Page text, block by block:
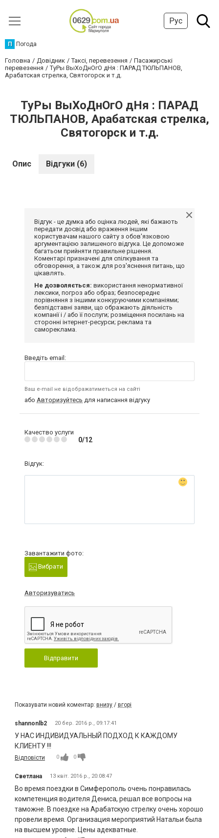
Рус
П Погода
Головна Довідник Таксі, перевезення
Пасажирські
перевезення
ТуРы ВыХоДнОгО дНя : ПАРАД ТЮЛЬПАНОВ,
Арабатская стрелка, Святогорск и т.д.
ТуРы ВыХоДнОгО дНя : ПАРАД
ТЮЛЬПАНОВ, Арабатская стрелка,
Святогорск и т.д.
Опис Відгуки (6)
Відгук - це думка або оцінка людей, які бажають
передати досвід або враження іншим
користувачам нашого сайту з обов'язковою
аргументацією залишеного відгука. Це допоможе
багатьом прийняти правильне рішення.
Коментарі призначені для спілкування та
обговорення, а також для роз'яснення питань, що
цікавлять.
Не дозволяється: використання ненормативної
лексики, погроз або образ; безпосереднє
порівняння з іншими конкуруючими компаніями;
безпідставні заяви, що ображають діяльність
компанії і / або її послуги; розміщення посилань на
сторонні інтернет-ресурси; реклама та
самореклама.
Введіть email:
Ваш e-mail не відображатиметься на сайті
або Авторизуйтесь для написання відгуку
Качество услуги
0/12
Відгук:
Завантажити фото:
Вибрати
Авторизуватись
Відправити
Показувати новий коментар: внизу / вгорі
shannonlb2 20 бер. 2016 р., 09:17:41
У НАС ИНДИВИДУАЛЬНЫЙ ПОДХОД К КАЖДОМУ
КЛИЕНТУ !!!
Відповісти 0 0
Светлана 13 квіт. 2016 р., 20:08:47
Во время поездки в Симферополь очень понравилась
компетенция водителя Дениса, решал все вопросы на
таможне. В поездке на Арабатскую стрелку очень хорошо
провели время. Организация мероприятий Натальи была
на высшем уровне. Цены адекватные.